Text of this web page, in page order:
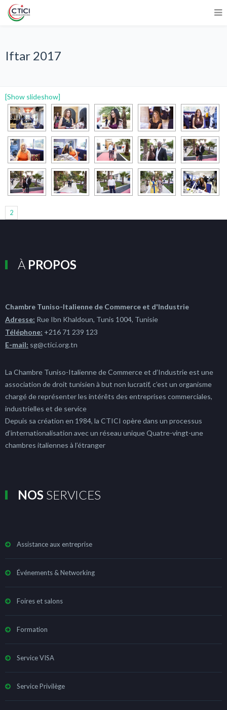
Iftar 2017
[Show slideshow]
2
À PROPOS
Chambre Tuniso-Italienne de Commerce et d'Industrie
Adresse: Rue Ibn Khaldoun, Tunis 1004, Tunisie
Téléphone: +216 71 239 123
E-mail: sg@ctici.org.tn
La Chambre Tuniso-Italienne de Commerce et d’Industrie est une
association de droit tunisien à but non lucratif, c’est un organisme
chargé de représenter les intérêts des entreprises commerciales,
industrielles et de service
Depuis sa création en 1984, la CTICI opère dans un processus
d’internationalisation avec un réseau unique Quatre-vingt-une
chambres italiennes à l’étranger
NOS SERVICES
Assistance aux entreprise
Événements & Networking
Foires et salons
Formation
Service VISA
Service Privilège